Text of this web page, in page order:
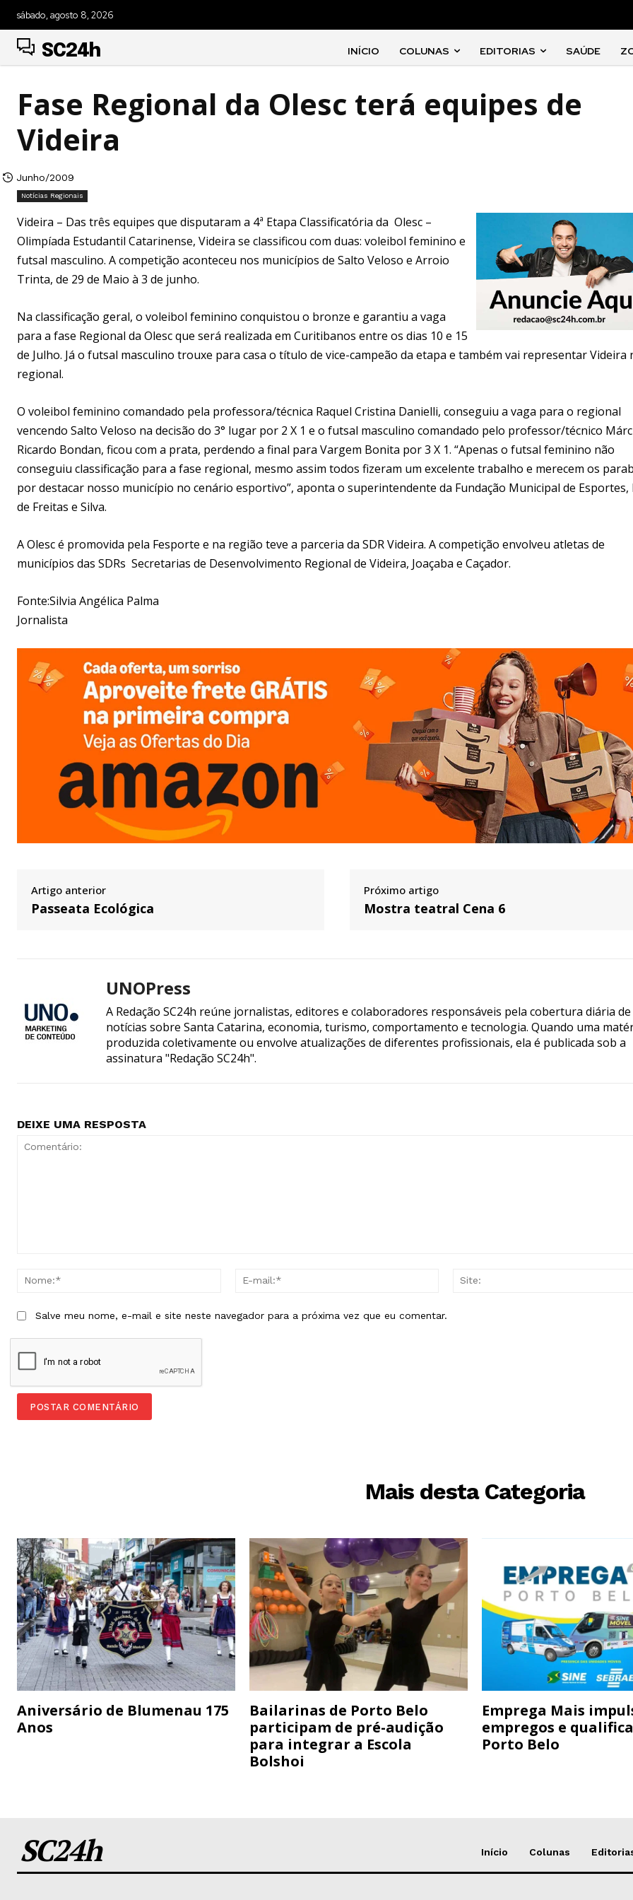
sábado, agosto 8, 2026
SC24h INÍCIO COLUNAS EDITORIAS SAÚDE
Fase Regional da Olesc terá equipes de
Videira
Junho/2009
Notícias Regionais
Videira – Das três equipes que disputaram a 4ª Etapa Classificatória da Olesc –
Olimpíada Estudantil Catarinense, Videira se classificou com duas: voleibol feminino e
futsal masculino. A competição aconteceu nos municípios de Salto Veloso e Arroio
Trinta, de 29 de Maio à 3 de junho.
Na classificação geral, o voleibol feminino conquistou o bronze e garantiu a vaga
para a fase Regional da Olesc que será realizada em Curitibanos entre os dias 10 e 15
de Julho. Já o futsal masculino trouxe para casa o título de vice-campeão da etapa e também vai representar Videira
regional.
O voleibol feminino comandado pela professora/técnica Raquel Cristina Danielli, conseguiu a vaga para o regional
vencendo Salto Veloso na decisão do 3° lugar por 2 X 1 e o futsal masculino comandado pelo professor/técnico
Ricardo Bondan, ficou com a prata, perdendo a final para Vargem Bonita por 3 X 1. “Apenas o futsal feminino não
conseguiu classificação para a fase regional, mesmo assim todos fizeram um excelente trabalho e merecem os
por destacar nosso município no cenário esportivo”, aponta o superintendente da Fundação Municipal de Esportes,
de Freitas e Silva.
A Olesc é promovida pela Fesporte e na região teve a parceria da SDR Videira. A competição envolveu atletas de
municípios das SDRs Secretarias de Desenvolvimento Regional de Videira, Joaçaba e Caçador.
Fonte:Silvia Angélica Palma
Jornalista
Artigo anterior
Passeata Ecológica
Próximo artigo
Mostra teatral Cena 6
UNOPress
A Redação SC24h reúne jornalistas, editores e colaboradores responsáveis pela cobertura diária de
notícias sobre Santa Catarina, economia, turismo, comportamento e tecnologia. Quando uma
produzida coletivamente ou envolve atualizações de diferentes profissionais, ela é publicada sob a
assinatura "Redação SC24h".
DEIXE UMA RESPOSTA
Nome:*
Salve meu nome, e-mail e site neste navegador para a próxima vez que eu comentar.
Mais desta Categoria
Aniversário de Blumenau 175
Anos
Bailarinas de Porto Belo
participam de pré-audição
para integrar a Escola
Bolshoi
Emprega Mais
empregos e
Porto Belo
SC24h Início Colunas